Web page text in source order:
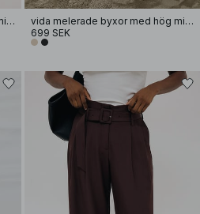
vida melerade byxor med hög midja
vida melerade byxor med hög midja
699 SEK